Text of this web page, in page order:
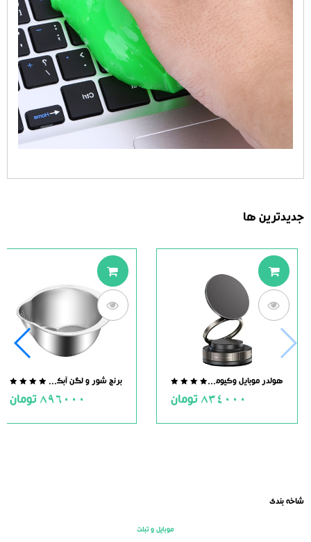
جدیدترین ها
out
هولدر موبایل وکیومی مگنت دار
834000 تومان
برنج شور و لگن آبکش دار استیل
896000 تومان
شاخه بندی
موبایل و تبلت